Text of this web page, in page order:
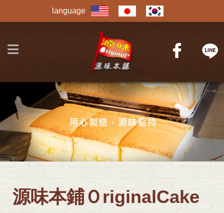
Jump to navigation
language
≡
源味本鋪ＯriginalCake